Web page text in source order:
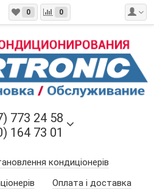
0 0
773 24 58
164 73 01
кондиціонерів
Оплата і доставка